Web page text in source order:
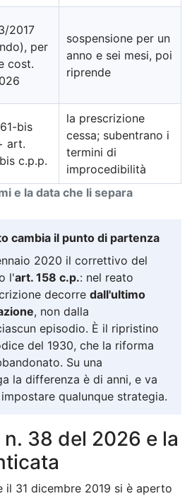
e la data che li separa
2017
per
cost.
sospensione per un
anno e sei mesi, poi
riprende
bis
art.
c.p.p.
la prescrizione
cessa; subentrano i
termini di
improcedibilità
cambia il punto di partenza
2020 il correttivo del
l'art. 158 c.p.: nel reato
decorre dall'ultimo
, non dalla
episodio. È il ripristino
del 1930, che la riforma
Su una
la differenza è di anni, e va
qualunque strategia.
38 del 2026 e la
il 31 dicembre 2019 si è aperto